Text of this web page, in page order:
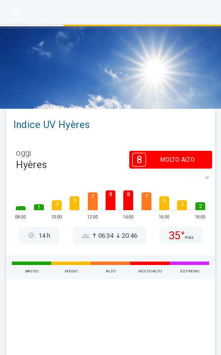
Indice UV Hyères
oggi
Hyères 8 MOLTO ALTO
08:00
1 3
10:00
5
7
12:00
8 8
14:00
7
5
16:00
3 2
18:00
14 h 06:34 20:46 35° max
BASSO MEDIO ALTO MOLTO ALTO ESTREMO